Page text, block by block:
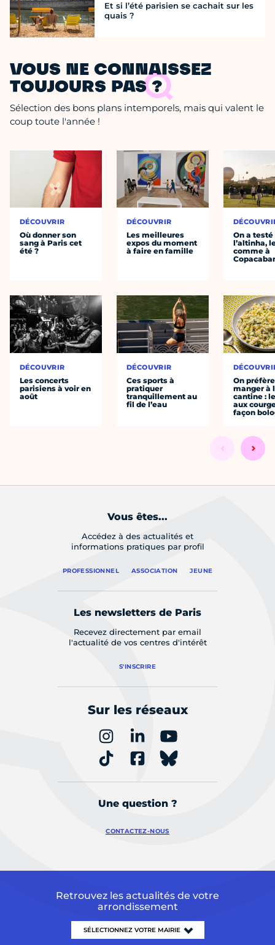
Et si l’été parisien se cachait sur les
quais ?
VOUS NE CONNAISSEZ
TOUJOURS PAS ?
Sélection des bons plans intemporels, mais qui valent le
coup toute l'année !
DÉCOUVRIR
Où donner son
sang à Paris cet
été ?
DÉCOUVRIR
Les concerts
parisiens à voir en
août
DÉCOUVRIR
Les meilleures
expos du moment
à faire en famille
DÉCOUVRIR
Ces sports à
pratiquer
tranquillement au
fil de l’eau
On a testé
l’altinha,
comme à
On préfère
manger à
cantine :
aux
façon
Vous êtes...
Accédez à des actualités et
informations pratiques par profil
PROFESSIONNEL ASSOCIATION JEUNE
Les newsletters de Paris
Recevez directement par email
l'actualité de vos centres d'intérêt
S'INSCRIRE
Sur les réseaux
Une question ?
CONTACTEZ-NOUS
Retrouvez les actualités de votre
arrondissement